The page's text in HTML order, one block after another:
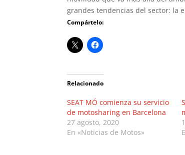
grandes tendencias del sector: la
Compártelo:
Relacionado
SEAT MÓ comienza su servicio
de motosharing en Barcelona
27 agosto, 2020
En «Noticias de Motos»